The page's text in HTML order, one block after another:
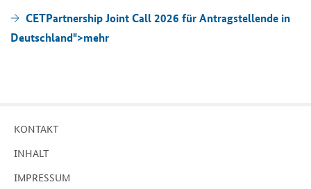
CETPartnership Joint Call 2026 für Antragstellende in
Deutschland">mehr
KON­TAKT
IN­HALT
IM­PRES­SUM